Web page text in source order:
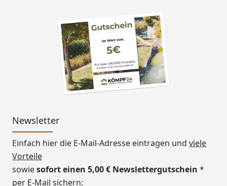
Magnetverschlusstechnik,
Öffnungsrichtung DIN
rechts oder links
Grundausstattung
1 Bronzierte Ganzglastür
mit Sicherheitsglas
2 Liegen aus Espenholz
Fundamentbalken
Ofen
Ofen zur Auswahl:
3,6 kW Plug&Play Ofen mit
integrierter Steuerung
Hinweis zum Ofen: Ein 3,6
Newsletter
Einfach hier die E-Mail-Adresse eintragen und viele
Vorteile
sowiesofort einen 5,00 € Newslettergutschein *
per E-Mail sichern: